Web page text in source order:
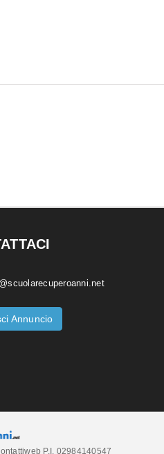
Annuncio
P.I. 02984140547